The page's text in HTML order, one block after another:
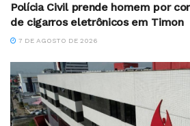
Polícia Civil prende homem por
de cigarros eletrônicos em Timon
7 DE AGOSTO DE 2026